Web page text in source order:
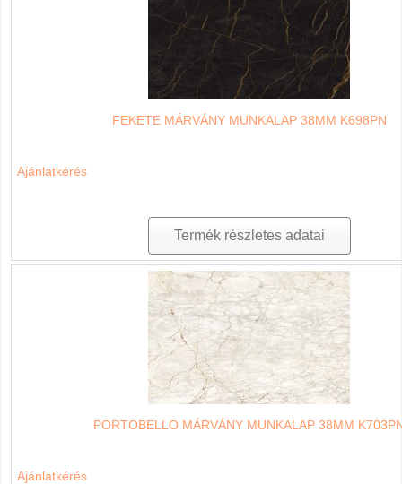
FEKETE MÁRVÁNY MUNKALAP 38MM K698PN
Ajánlatkérés
Termék részletes adatai
PORTOBELLO MÁRVÁNY MUNKALAP 38MM
Ajánlatkérés